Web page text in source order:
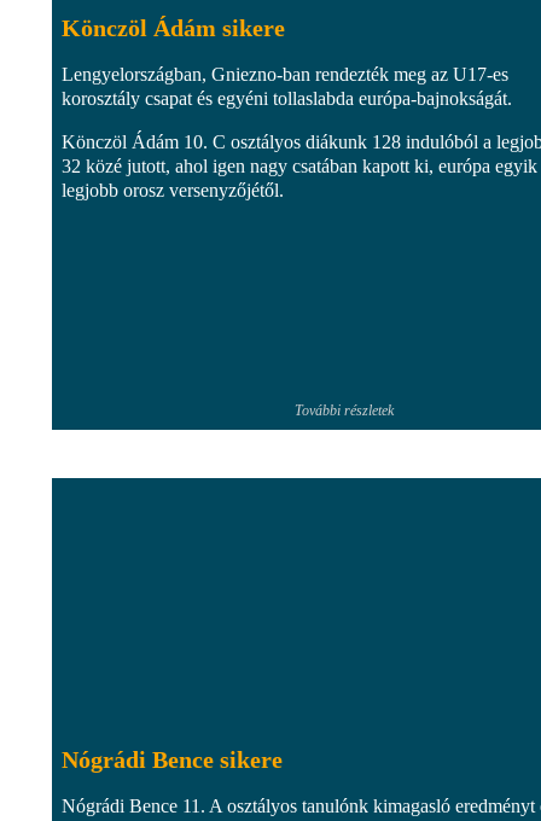
Könczöl Ádám sikere
Lengyelországban, Gniezno-ban rendezték meg az U17-es
korosztály csapat és egyéni tollaslabda európa-bajnokságát.
Könczöl Ádám 10. C osztályos diákunk 128 indulóból a
32 közé jutott, ahol igen nagy csatában kapott ki, európa egyik
legjobb orosz versenyzőjétől.
További részletek
Nógrádi Bence sikere
Nógrádi Bence 11. A osztályos tanulónk kimagasló eredményt